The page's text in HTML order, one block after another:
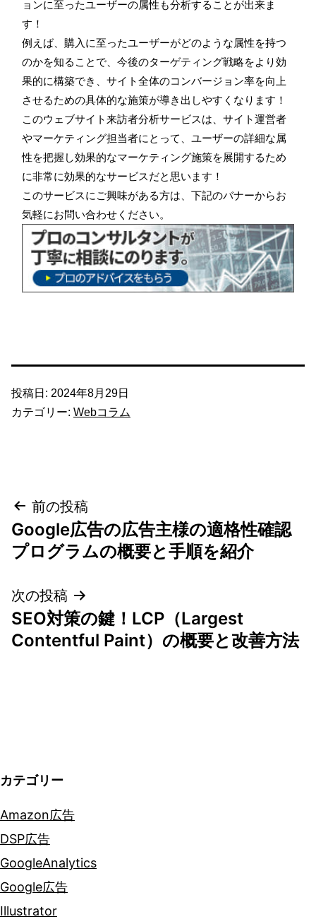
ョンに至ったユーザーの属性も分析することが出来ま
す！
例えば、購入に至ったユーザーがどのような属性を持つ
のかを知ることで、今後のターゲティング戦略をより効
果的に構築でき、サイト全体のコンバージョン率を向上
させるための具体的な施策が導き出しやすくなります！
このウェブサイト来訪者分析サービスは、サイト運営者
やマーケティング担当者にとって、ユーザーの詳細な属
性を把握し効果的なマーケティング施策を展開するため
に非常に効果的なサービスだと思います！
このサービスにご興味がある方は、下記のバナーからお
気軽にお問い合わせください。
投稿日: 2024年8月29日
カテゴリー: Webコラム
投
稿
ビ
ゲ
ン
前の投稿
Google広告の広告主様の適格性確認
プログラムの概要と手順を紹介
次の投稿
SEO対策の鍵！LCP（Largest
Contentful Paint）の概要と改善方法
カテゴリー
Amazon広告
DSP広告
GoogleAnalytics
Google広告
Illustrator